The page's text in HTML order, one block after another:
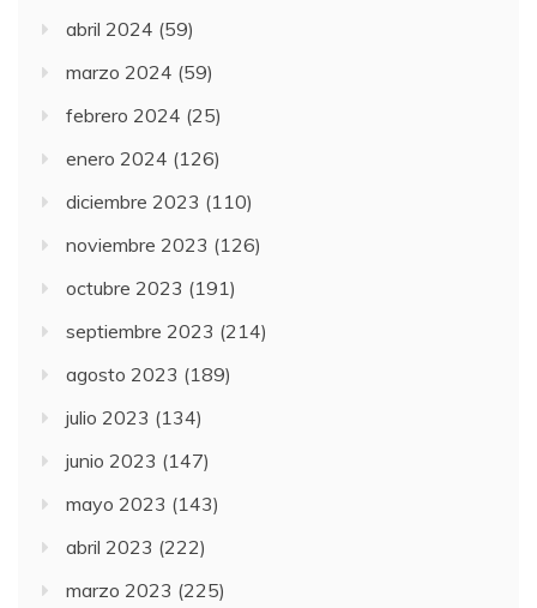
abril 2024 (59)
marzo 2024 (59)
febrero 2024 (25)
enero 2024 (126)
diciembre 2023 (110)
noviembre 2023 (126)
octubre 2023 (191)
septiembre 2023 (214)
agosto 2023 (189)
julio 2023 (134)
junio 2023 (147)
mayo 2023 (143)
abril 2023 (222)
marzo 2023 (225)